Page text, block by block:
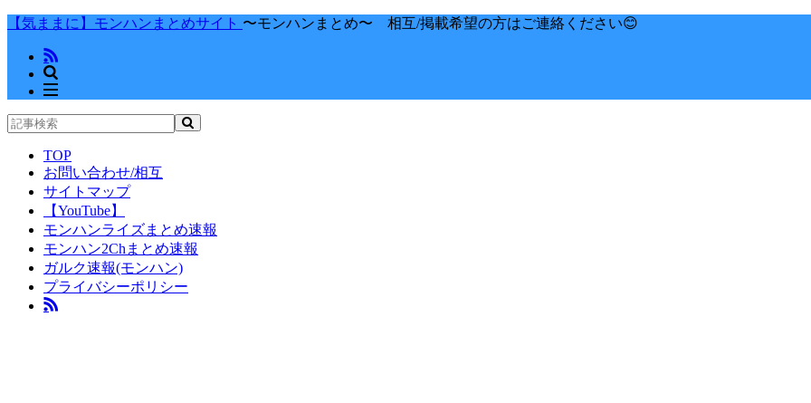
【気ままに】モンハンまとめサイト 〜モンハンまとめ〜 相互/掲載希望の方はご連絡ください😊
TOP
お問い合わせ/相互
サイトマップ
【YouTube】
モンハンライズまとめ速報
モンハン2Chまとめ速報
ガルク速報(モンハン)
プライバシーポリシー